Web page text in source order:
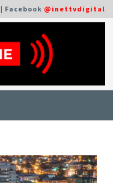
| Facebook @inettvdigital